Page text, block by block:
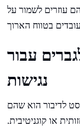
עוזרים לשמור על
עבור
נגישות
לדיבור הוא שהם
או קוגניטיבית.